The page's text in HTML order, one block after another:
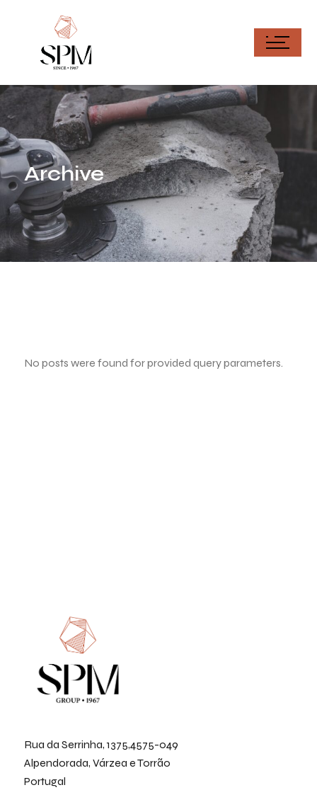
Archive
No posts were found for provided query parameters.
Rua da Serrinha, 1375,4575-049
Alpendorada, Várzea e Torrão
Portugal